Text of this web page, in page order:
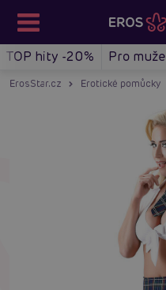
TOP hity -20% Pro muže
ErosStar.cz Erotické pomůcky